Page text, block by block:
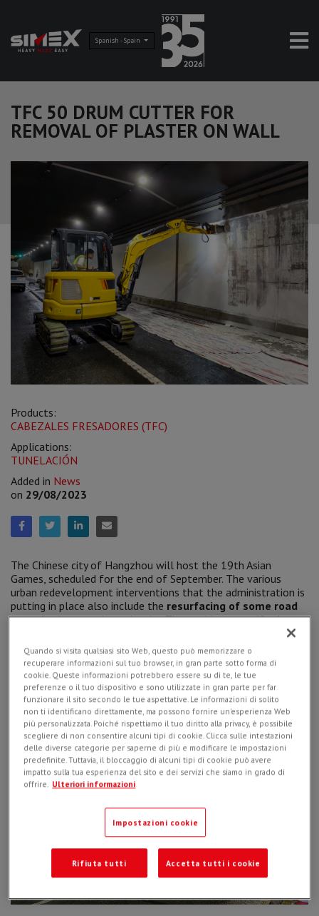
Spanish - Spain
TFC 50 DRUM CUTTER FOR
REMOVAL OF PLASTER ON WALL
Products:
CABEZALES FRESADORES (TFC)
Applications:
TUNELACIÓN
Added in News
on 29/08/2023
The Chinese city of Hangzhou will host the 19th Asian
Games, scheduled for the end of September. The various
urban redevelopment interventions that the administration is
putting in place also include the resurfacing of some road
tunnelsthat run along the city. The goal is toscarify the
new billboards and graphic panels aimed at advertising the
sporting event.
Quando si visita qualsiasi sito Web, questo può memorizzare o
recuperare informazioni sul tuo browser, in gran parte sotto forma di
cookie. Queste informazioni potrebbero essere su di te, le tue
preferenze o il tuo dispositivo e sono utilizzate in gran parte per far
funzionare il sito secondo le tue aspettative. Le informazioni di solito
non ti identificano direttamente, ma possono fornire un'esperienza Web
più personalizzata. Poiché rispettiamo il tuo diritto alla privacy, è possibile
scegliere di non consentire alcuni tipi di cookie. Clicca sulle intestazioni
delle diverse categorie per saperne di più e modificare le impostazioni
predefinite. Tuttavia, il bloccaggio di alcuni tipi di cookie può avere
impatto sulla tua esperienza del sito e dei servizi che siamo in grado di
offrire. Ulteriori informazioni
Impostazioni cookie
Rifiuta tutti Accetta tutti i cookie